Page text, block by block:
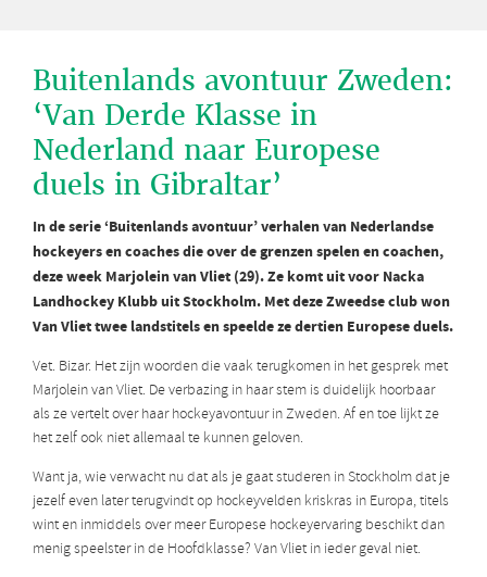
Buitenlands avontuur Zweden:
‘Van Derde Klasse in
Nederland naar Europese
duels in Gibraltar’
In de serie ‘Buitenlands avontuur’ verhalen van Nederlandse
hockeyers en coaches die over de grenzen spelen en coachen,
deze week Marjolein van Vliet (29). Ze komt uit voor Nacka
Landhockey Klubb uit Stockholm. Met deze Zweedse club won
Van Vliet twee landstitels en speelde ze dertien Europese duels.
Vet. Bizar. Het zijn woorden die vaak terugkomen in het gesprek met
Marjolein van Vliet. De verbazing in haar stem is duidelijk hoorbaar
als ze vertelt over haar hockeyavontuur in Zweden. Af en toe lijkt ze
het zelf ook niet allemaal te kunnen geloven.
Want ja, wie verwacht nu dat als je gaat studeren in Stockholm dat je
jezelf even later terugvindt op hockeyvelden kriskras in Europa, titels
wint en inmiddels over meer Europese hockeyervaring beschikt dan
menig speelster in de Hoofdklasse? Van Vliet in ieder geval niet.